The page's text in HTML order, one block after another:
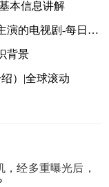
本信息讲解
电视剧-每日消息
背景
）|全球滚动
，经多重曝光后，